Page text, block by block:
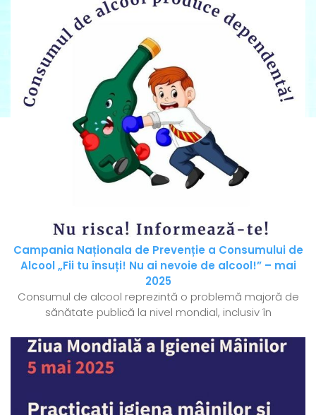
Campania Naționala de Prevenție a Consumului de
Alcool „Fii tu însuți! Nu ai nevoie de alcool!” – mai
2025
Consumul de alcool reprezintă o problemă majoră de
sănătate publică la nivel mondial, inclusiv în